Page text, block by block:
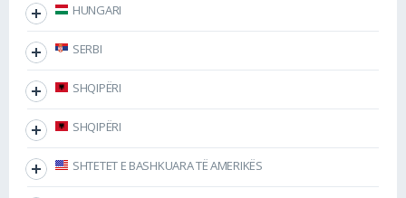
HUNGARI
SERBI
SHQIPËRI
SHQIPËRI
SHTETET E BASHKUARA TË AMERIKËS